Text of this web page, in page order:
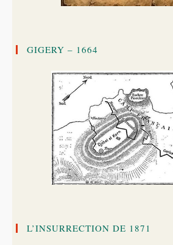
GIGERY – 1664
L’INSURRECTION DE 1871